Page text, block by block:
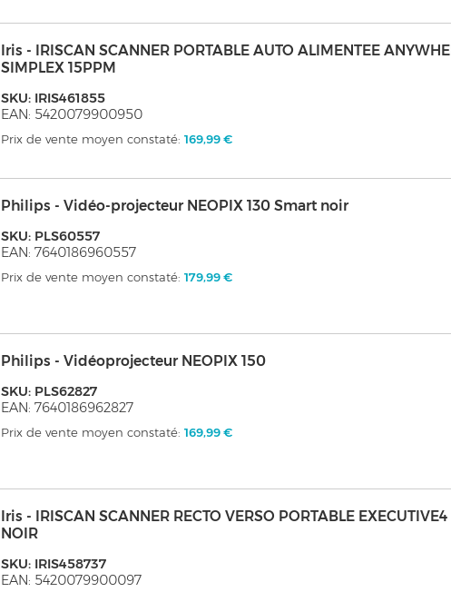
Iris - IRISCAN SCANNER PORTABLE AUTO ALIMENTEE
SIMPLEX 15PPM
SKU: IRIS461855
EAN: 5420079900950
Prix de vente moyen constaté:169,99 €
Philips - Vidéo-projecteur NEOPIX 130 Smart noir
SKU: PLS60557
EAN: 7640186960557
Prix de vente moyen constaté:179,99 €
Philips - Vidéoprojecteur NEOPIX 150
SKU: PLS62827
EAN: 7640186962827
Prix de vente moyen constaté:169,99 €
Iris - IRISCAN SCANNER RECTO VERSO PORTABLE
NOIR
SKU: IRIS458737
EAN: 5420079900097